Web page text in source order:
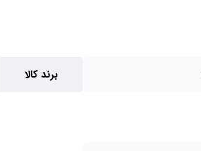
برند کالا